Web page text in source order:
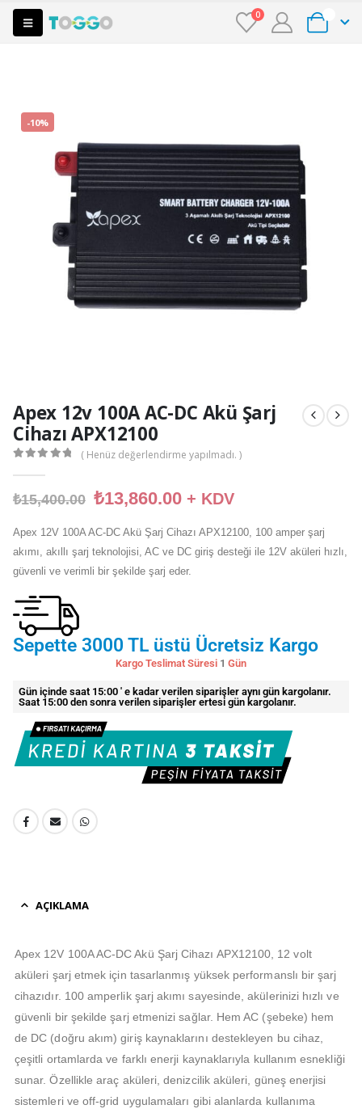
0
-10%
Apex 12v 100A AC-DC Akü Şarj
Cihazı APX12100
( Henüz değerlendirme yapılmadı. )
₺15,400.00 ₺13,860.00 + KDV
Apex 12V 100A AC-DC Akü Şarj Cihazı APX12100, 100 amper şarj
akımı, akıllı şarj teknolojisi, AC ve DC giriş desteği ile 12V aküleri hızlı,
güvenli ve verimli bir şekilde şarj eder.
Sepette 3000 TL üstü Ücretsiz Kargo
Kargo Teslimat Süresi 1 Gün
Gün içinde saat 15:00 ' e kadar verilen siparişler aynı gün kargolanır.
Saat 15:00 den sonra verilen siparişler ertesi gün kargolanır.
AÇIKLAMA
Apex 12V 100A AC-DC Akü Şarj Cihazı APX12100, 12 volt
aküleri şarj etmek için tasarlanmış yüksek performanslı bir şarj
cihazıdır. 100 amperlik şarj akımı sayesinde, akülerinizi hızlı ve
güvenli bir şekilde şarj etmenizi sağlar. Hem AC (şebeke) hem
de DC (doğru akım) giriş kaynaklarını destekleyen bu cihaz,
çeşitli ortamlarda ve farklı enerji kaynaklarıyla kullanım esnekliği
sunar. Özellikle araç aküleri, denizcilik aküleri, güneş enerjisi
sistemleri ve off-grid uygulamaları gibi alanlarda kullanıma